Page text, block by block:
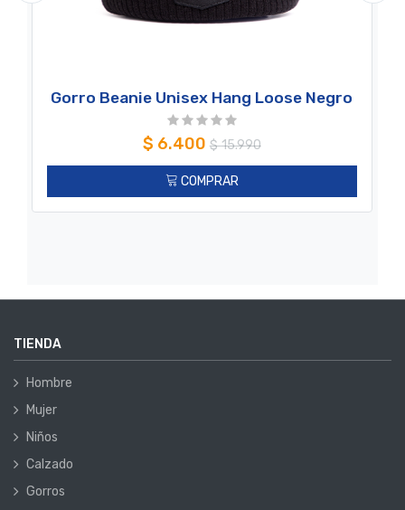
Gorro Beanie Unisex Hang Loose Negro
$ 6.400 $15.990
COMPRAR
TIENDA
Hombre
Mujer
Niños
Calzado
Gorros